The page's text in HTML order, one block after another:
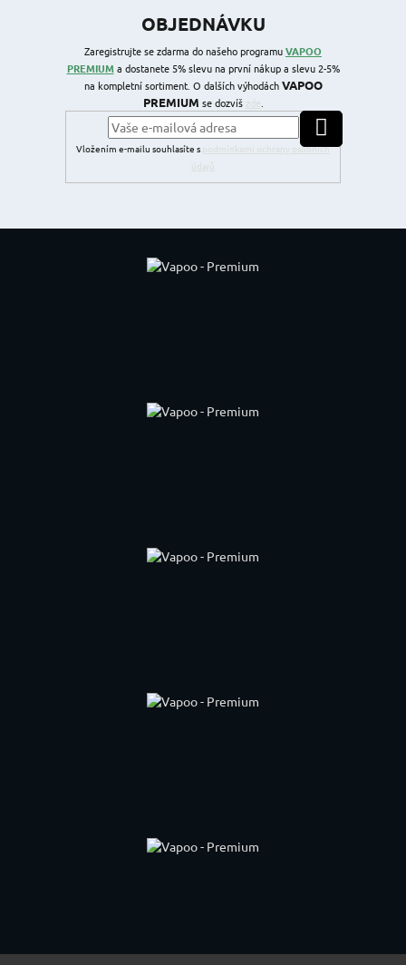
OBJEDNÁVKU
Zaregistrujte se zdarma do našeho programuVAPOO
PREMIUM a dostanete 5% slevu na první nákup a slevu 2-5%
na kompletní sortiment. O dalších výhodáchVAPOO
PREMIUM se dozvíš
Vložením e-mailu souhlasíte s
podmínkami ochrany osobních